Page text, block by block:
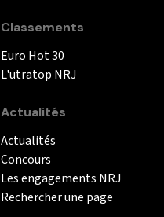
Classements
Euro Hot 30
L'utratop NRJ
Actualités
Actualités
Concours
Les engagements NRJ
Rechercher une page